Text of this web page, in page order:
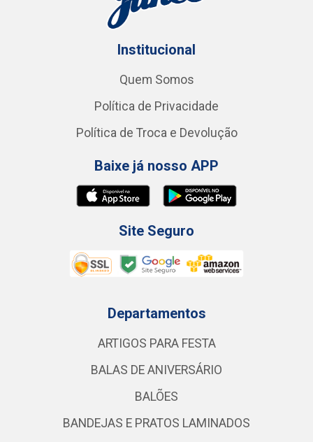
Institucional
Quem Somos
Política de Privacidade
Política de Troca e Devolução
Baixe já nosso APP
Site Seguro
Departamentos
ARTIGOS PARA FESTA
BALAS DE ANIVERSÁRIO
BALÕES
BANDEJAS E PRATOS LAMINADOS